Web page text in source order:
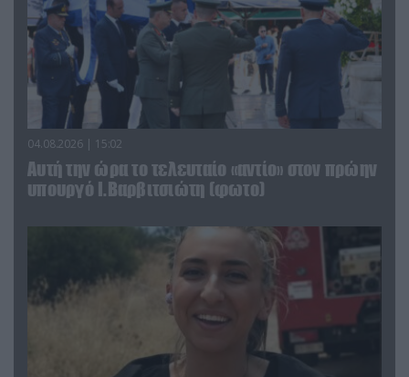
04.08.2026 | 15:02
Αυτή την ώρα το τελευταίο «αντίο» στον πρώην
υπουργό Ι.Βαρβιτσιώτη (φωτο)